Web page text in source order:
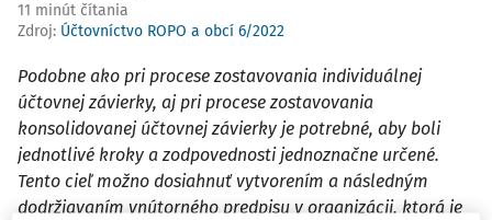
11 minút čítania
Zdroj: Účtovníctvo ROPO a obcí 6/2022
Podobne ako pri procese zostavovania individuálnej
účtovnej závierky, aj pri procese zostavovania
konsolidovanej účtovnej závierky je potrebné, aby boli
jednotlivé kroky a zodpovednosti jednoznačne určené.
Tento cieľ možno dosiahnuť vytvorením a následným
dodržiavaním vnútorného predpisu v organizácii, ktorá je